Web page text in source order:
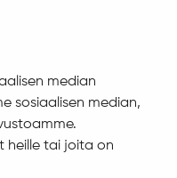
median
sosiaalisen median,
heille tai joita on